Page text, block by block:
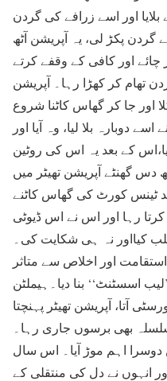
اور اسے زرافے کی گردن
گردن پکڑ لی، یہ آپریشن آٹھ
اور کافی کے وقفے کرتے
تھام کر کھڑا رہا۔ آپریشن
اور جا کر گھاس کاٹنا شروع
دوبارہ بلا لیا، وہ آیا اور
کے بعد یہ اس کی روٹین
دس گھنٹے آپریشن تھیٹر میں
ٹینس کورٹ کی گھاس کاٹنے
رہا اور اس نے اس ڈیوٹی
کیااور نہ ہی شکایت کی۔
اور اخلاص سے متاثر
اسسٹنٹ‘‘ بنا دیا۔ہیملٹن
آتا، آپریشن تھیٹر پہنچتا
بھی برسوں جاری رہا۔
دوسرا اہم موڑ آیا۔ اس سال
اور انہوں نے دل کی منتقلی کے